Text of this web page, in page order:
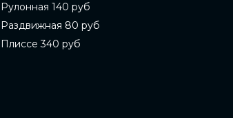
Рулонная 140 руб
Раздвижная 80 руб
Плиссе 340 руб